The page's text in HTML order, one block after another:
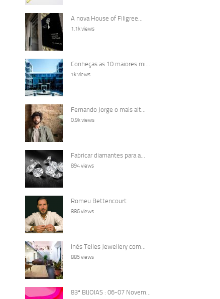
A nova House of Filigree...
1.1k views
Conheças as 10 maiores mi...
1k views
Fernando Jorge o mais alt...
0.9k views
Fabricar diamantes para a...
894 views
Romeu Bettencourt
886 views
Inês Telles Jewellery com...
885 views
83ª BIJOIAS : 06-07 Novem...